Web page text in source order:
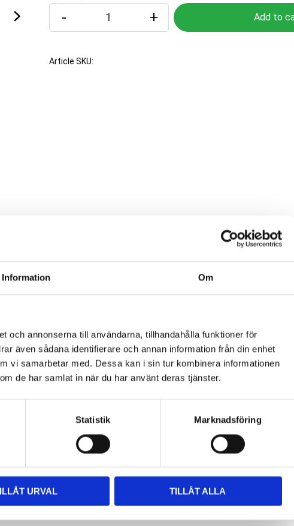
Information Om
och annonserna till användarna, tillhandahålla funktioner för
även sådana identifierare och annan information från din enhet
vi samarbetar med. Dessa kan i sin tur kombinera informationen
de har samlat in när du har använt deras tjänster.
Statistik Marknadsföring
URVAL TILLÅT ALLA
+
-
Article SKU
och